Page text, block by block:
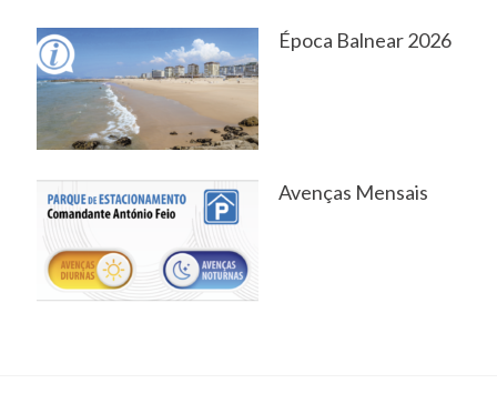
Época Balnear 2026
Avenças Mensais